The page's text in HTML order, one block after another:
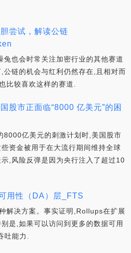
尝试，解读公链
也会时常关注加密行业的其他赛道
公链的机会与红利仍然存在,且相对而
比较喜欢这样的赛道.
股市正面临“8000 亿美元”的困
8000亿美元的刺激计划时,美国股市
资金被用于在大流行期间维持全球
,风险反弹是因为央行注入了超过10
用性（DA）层_FTS
解决方案。事实证明,Rollups在扩展
是,如果可以访问到更多的数据可用
能力.